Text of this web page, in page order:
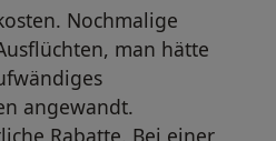
Nochmalige
man hätte
angewandt.
Rabatte. Bei einer